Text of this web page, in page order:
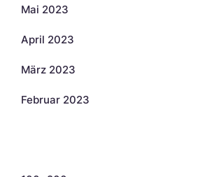
Mai 2023
April 2023
März 2023
Februar 2023